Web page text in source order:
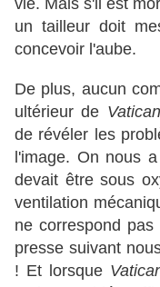
vie. Mais s'il est
un tailleur doit
concevoir l'aube.
De plus, aucun
ultérieur de
de révéler les
l'image. On nous
devait être sous
ventilation
ne correspond
presse suivant
! Et lorsque